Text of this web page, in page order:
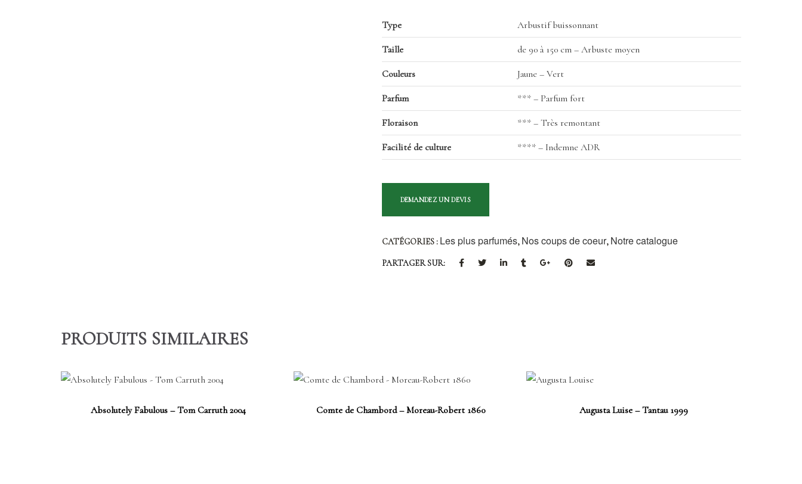
Type Arbustif buissonnant
Taille de 90 à 150 cm – Arbuste moyen
Couleurs Jaune – Vert
Parfum *** – Parfum fort
Floraison *** – Très remontant
Facilité de culture **** – Indemne ADR
CATÉGORIES : Les plus parfumés, Nos coups de coeur, Notre catalogue
PARTAGER SUR:
PRODUITS SIMILAIRES
Absolutely Fabulous – Tom Carruth 2004 Comte de Chambord – Moreau-Robert 1860 Augusta Luise – Tantau 1999